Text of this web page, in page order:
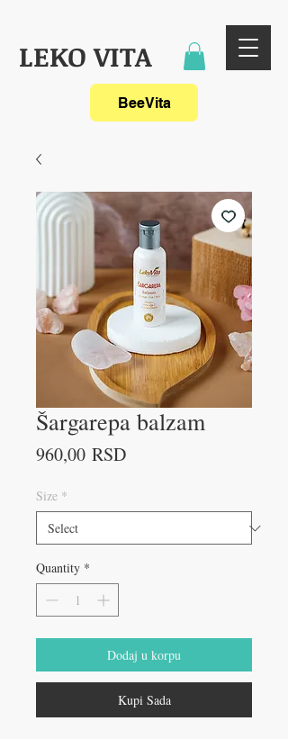
LEKO VITA
BeeVita
Šargarepa balzam
960,00 RSDPrice
Size *
Quantity *
Dodaj u korpu
Kupi Sada